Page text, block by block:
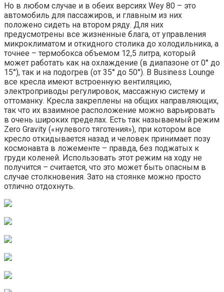
Но в любом случае и в обеих версиях Wey 80 – это
автомобиль для пассажиров, и главным из них
положено сидеть на втором ряду. Для них
предусмотрены все жизненные блага, от управления
микроклиматом и откидного столика до холодильника, а
точнее – термобокса объемом 12,5 литра, который
может работать как на охлаждение (в диапазоне от 0° до
15°), так и на подогрев (от 35° до 50°). В Business Lounge
все кресла имеют встроенную вентиляцию,
электроприводы регулировок, массажную систему и
оттоманку. Кресла закреплены на общих направляющих,
так что их взаимное расположение можно варьировать
в очень широких пределах. Есть так называемый режим
Zero Gravity («нулевого тяготения»), при котором все
кресло откидывается назад и человек принимает позу
космонавта в ложементе – правда, без поджатых к
груди коленей. Использовать этот режим на ходу не
получится – считается, что это может быть опасным в
случае столкновения. Зато на стоянке можно просто
отлично отдохнуть.